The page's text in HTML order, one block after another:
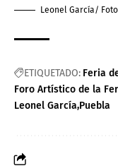
Leonel García/
ETIQUETADO: Feria
Foro Artístico de la
Leonel García Puebla